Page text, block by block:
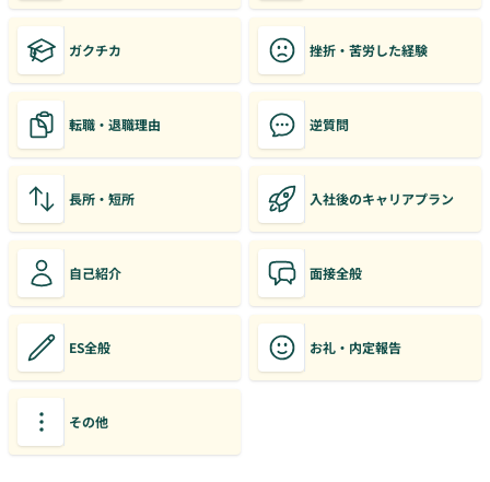
ガクチカ 挫折・苦労した経験
転職・退職理由 逆質問
長所・短所 入社後のキャリアプラン
自己紹介 面接全般
ES全般 お礼・内定報告
その他